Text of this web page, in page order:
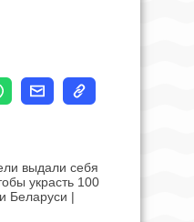
выдали себя
украсть 100
Беларуси |